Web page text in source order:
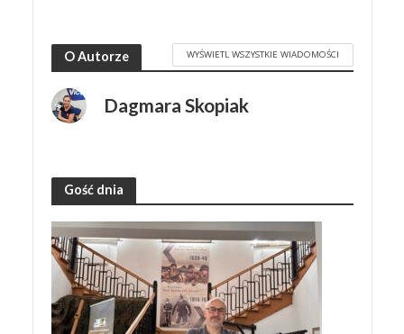
O Autorze WYŚWIETL WSZYSTKIE WIADOMOŚCI
Dagmara Skopiak
Gość dnia